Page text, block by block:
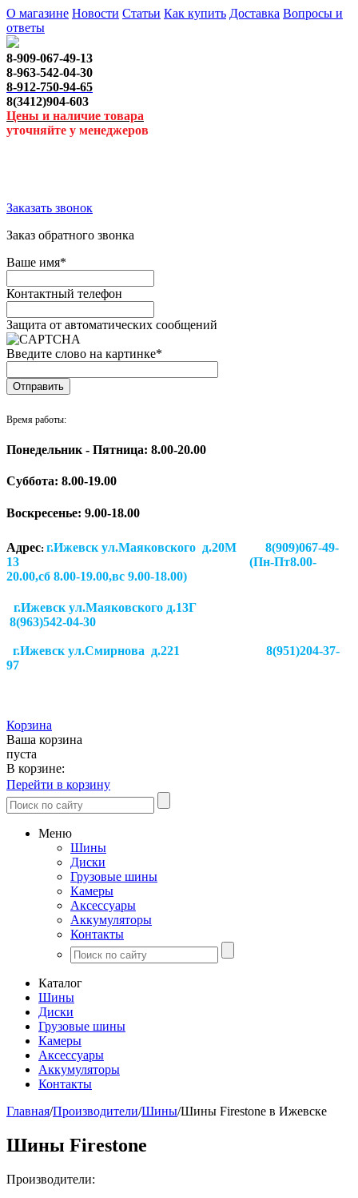
О магазине Новости Статьи Как купить Доставка Вопросы и
ответы
8-909-067-49-13
8-963-542-04-30
8-912-750-94-65
8(3412)904-603
Цены и наличие товара
уточняйте у менеджеров
Заказать звонок
Заказ обратного звонка
Ваше имя*
Контактный телефон
Защита от автоматических сообщений
Введите слово на картинке*
Время работы:
Понедельник - Пятница: 8.00-20.00
Суббота: 8.00-19.00
Воскресенье: 9.00-18.00
Адрес: г.Ижевск ул.Маяковского д.20М 8(909)067-49-
13 (Пн-Пт8.00-
20.00,сб 8.00-19.00,вс 9.00-18.00)
г.Ижевск ул.Маяковского д.13Г
8(963)542-04-30
г.Ижевск ул.Смирнова д.221
8(951)204-37-
97
Корзина
Ваша корзина
пуста
В корзине:
Перейти в корзину
Меню
Шины
Диски
Грузовые шины
Камеры
Аксессуары
Аккумуляторы
Контакты
Каталог
Шины
Диски
Грузовые шины
Камеры
Аксессуары
Аккумуляторы
Контакты
Главная/Производители/Шины/Шины Firestone в Ижевске
Шины Firestone
Производители: